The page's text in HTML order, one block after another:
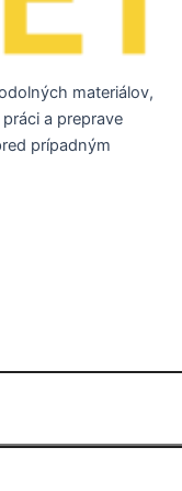
materiálov,
a preprave
prípadným